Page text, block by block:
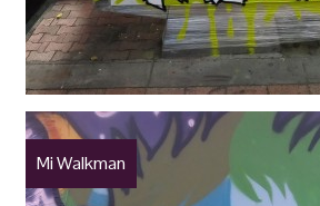
Mi Walkman